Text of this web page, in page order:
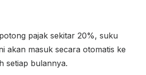
pajak sekitar 20%, suku
akan masuk secara otomatis ke
setiap bulannya.